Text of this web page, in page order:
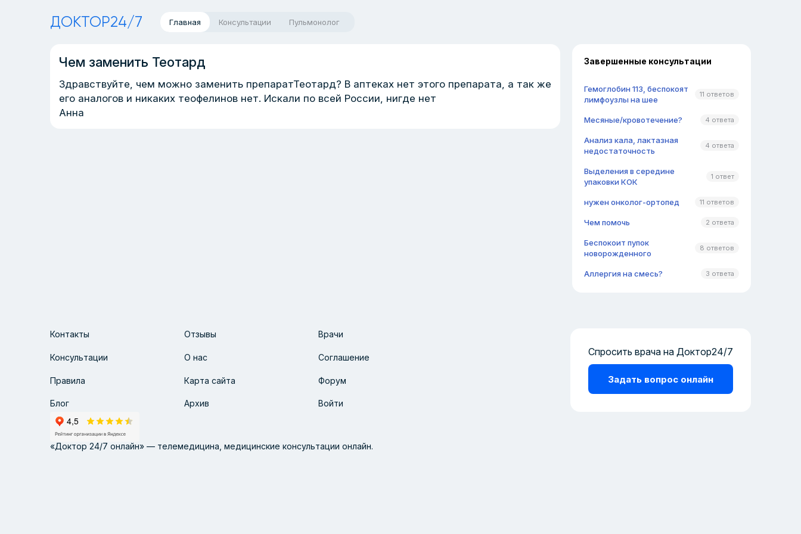
ДОКТОР24/7 Главная Консультации Пульмонолог
Чем заменить Теотард
Здравствуйте, чем можно заменить препаратТеотард? В аптеках нет этого препарата, а так же
его аналогов и никаких теофелинов нет. Искали по всей России, нигде нет
Анна
Завершенные консультации
Гемоглобин 113, беспокоят
лимфоузлы на шее
11 ответов
Месяные/кровотечение? 4 ответа
Анализ кала, лактазная
недостаточность
4 ответа
Выделения в середине
упаковки КОК
1 ответ
нужен онколог-ортопед 11 ответов
Чем помочь 2 ответа
Беспокоит пупок
новорожденного
8 ответов
Аллергия на смесь? 3 ответа
Контакты Отзывы Врачи
Консультации О нас Соглашение
Правила Карта сайта Форум
Блог Архив Войти
Спросить врача на Доктор24/7
Задать вопрос онлайн
«Доктор 24/7 онлайн» — телемедицина, медицинские консультации онлайн.